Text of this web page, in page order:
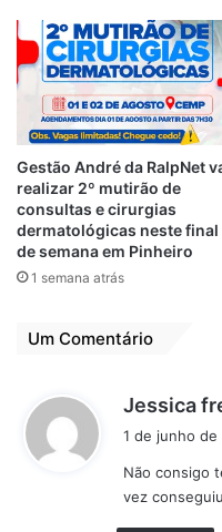
estava sendo traído
6 de abril de 2021
Em "PINHEIRO-MA"
Homem é
encontrado morto
dentro de carro em
São Mateus-MA
20 de novembro de 2022
Em "POLÍCIA"
Gestão André da RalpNet
realizar 2º mutirão de
consultas e cirurgias
dermatológicas neste final
de semana em Pinheiro
1 semana atrás
Um Comentário
Jessica
1 de junho de
Não consigo
vez